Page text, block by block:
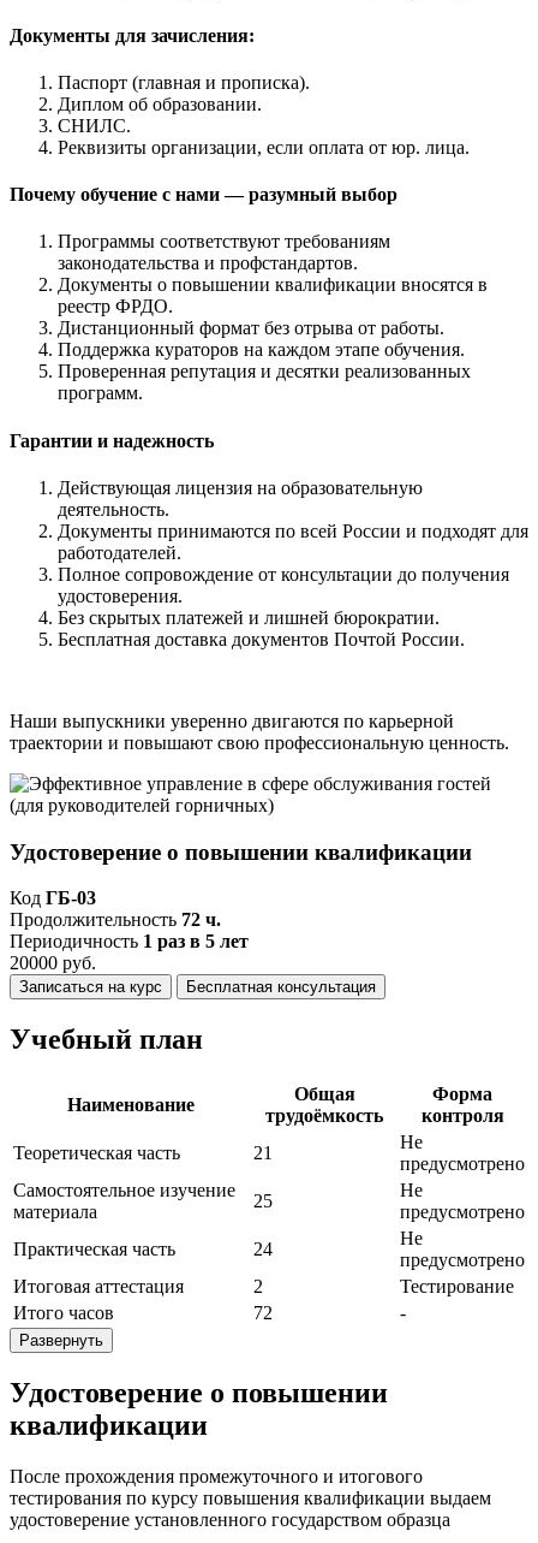
Документы для зачисления:
Паспорт (главная и прописка).
Диплом об образовании.
СНИЛС.
Реквизиты организации, если оплата от юр. лица.
Почему обучение с нами — разумный выбор
Программы соответствуют требованиям
законодательства и профстандартов.
Документы о повышении квалификации вносятся в
реестр ФРДО.
Дистанционный формат без отрыва от работы.
Поддержка кураторов на каждом этапе обучения.
Проверенная репутация и десятки реализованных
программ.
Гарантии и надежность
Действующая лицензия на образовательную
деятельность.
Документы принимаются по всей России и подходят для
работодателей.
Полное сопровождение от консультации до получения
удостоверения.
Без скрытых платежей и лишней бюрократии.
Бесплатная доставка документов Почтой России.
Наши выпускники уверенно двигаются по карьерной
траектории и повышают свою профессиональную ценность.
Удостоверение о повышении квалификации
Код ГБ-03
Продолжительность 72 ч.
Периодичность 1 раз в 5 лет
20000 руб.
Записаться на курс Бесплатная консультация
Учебный план
Наименование
Общая
трудоёмкость
Форма
контроля
Теоретическая часть
21
Не
предусмотрено
Самостоятельное изучение
материала
25
Не
предусмотрено
Практическая часть
24
Не
предусмотрено
Итоговая аттестация
2
Тестирование
Итого часов
72 -
Развернуть
Удостоверение о повышении
квалификации
После прохождения промежуточного и итогового
тестирования по курсу повышения квалификации выдаем
удостоверение установленного государством образца